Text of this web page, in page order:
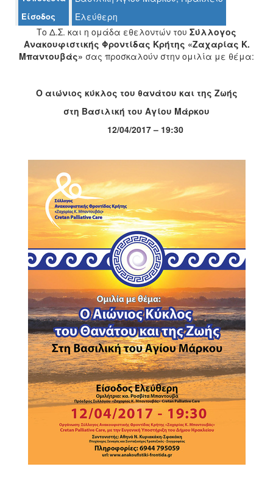
ΤΟΠΟΣ
ΑΝΘΕΚΤΙΚΗ
Είσοδος
Ελεύθερη
Το Δ.Σ. και η ομάδα εθελοντών του Σύλλογος
Ανακουφιστικής Φροντίδας Κρήτης «Ζαχαρίας Κ.
Μπαντουβάς» σας προσκαλούν στην ομιλία με θέμα:
Ο αιώνιος κύκλος του θανάτου και της Ζωής
στη Βασιλική του Αγίου Μάρκου
12/04/2017 – 19:30